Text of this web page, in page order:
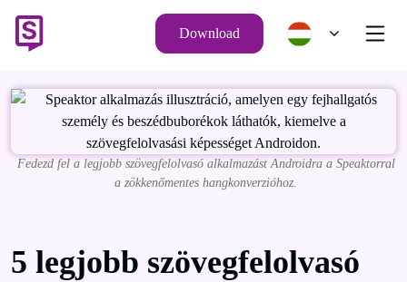
Download
Fedezd fel a legjobb szövegfelolvasó alkalmazást Androidra a Speaktorral
a zökkenőmentes hangkonverzióhoz.
5 legjobb szövegfelolvasó